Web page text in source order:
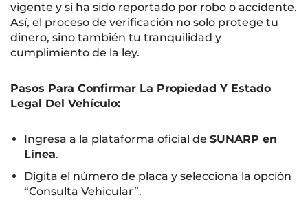
vigente y si ha sido reportado por robo o accidente.
Así, el proceso de verificación no solo protege tu
dinero, sino también tu tranquilidad y
cumplimiento de la ley.
Pasos Para Confirmar La Propiedad Y Estado
Legal Del Vehículo:
Ingresa a la plataforma oficial de SUNARP en
Línea.
Digita el número de placa y selecciona la opción
“Consulta Vehicular”.